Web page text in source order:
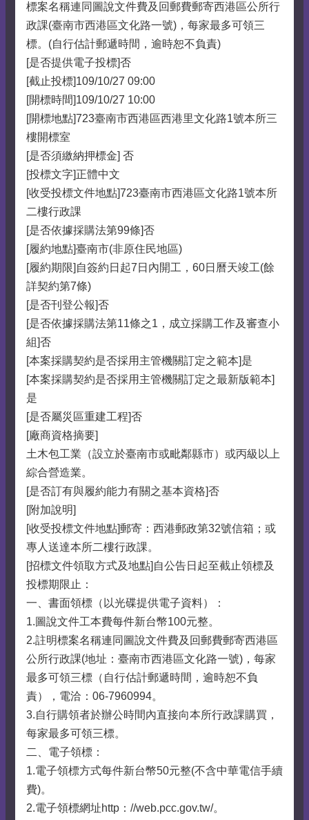
標案名稱連同圖說文件費及回郵費郵寄西港區公所行
政課(臺南市西港區文化路一號)，每家最多可領三
標。(自行估計郵遞時間，逾時恕不負責)
[是否提供電子投標]否
[截止投標]109/10/27 09:00
[開標時間]109/10/27 10:00
[開標地點]723臺南市西港區西港里文化路1號本所三
樓開標室
[是否須繳納押標金] 否
[投標文字]正體中文
[收受投標文件地點]723臺南市西港區文化路1號本所
二樓行政課
[是否依據採購法第99條]否
[履約地點]臺南市(非原住民地區)
[履約期限]自簽約日起7日內開工，60日曆天竣工(餘
詳契約第7條)
[是否刊登公報]否
[是否依據採購法第11條之1，成立採購工作及審查小
組]否
[本案採購契約是否採用主管機關訂定之範本]是
[本案採購契約是否採用主管機關訂定之最新版範本]
是
[是否屬災區重建工程]否
[廠商資格摘要]
土木包工業（設立於臺南市或毗鄰縣市）或丙級以上
綜合營造業。
[是否訂有與履約能力有關之基本資格]否
[附加說明]
[收受投標文件地點]郵寄：西港郵政第32號信箱；或
專人送達本所二樓行政課。
[招標文件領取方式及地點]自公告日起至截止領標及
投標期限止：
一、書面領標（以光碟提供電子資料）：
1.圖說文件工本費每件新台幣100元整。
2.註明標案名稱連同圖說文件費及回郵費郵寄西港區
公所行政課(地址：臺南市西港區文化路一號)，每家
最多可領三標（自行估計郵遞時間，逾時恕不負
責），電洽：06-7960994。
3.自行購領者於辦公時間內直接向本所行政課購買，
每家最多可領三標。
二、電子領標：
1.電子領標方式每件新台幣50元整(不含中華電信手續
費)。
2.電子領標網址http：//web.pcc.gov.tw/。